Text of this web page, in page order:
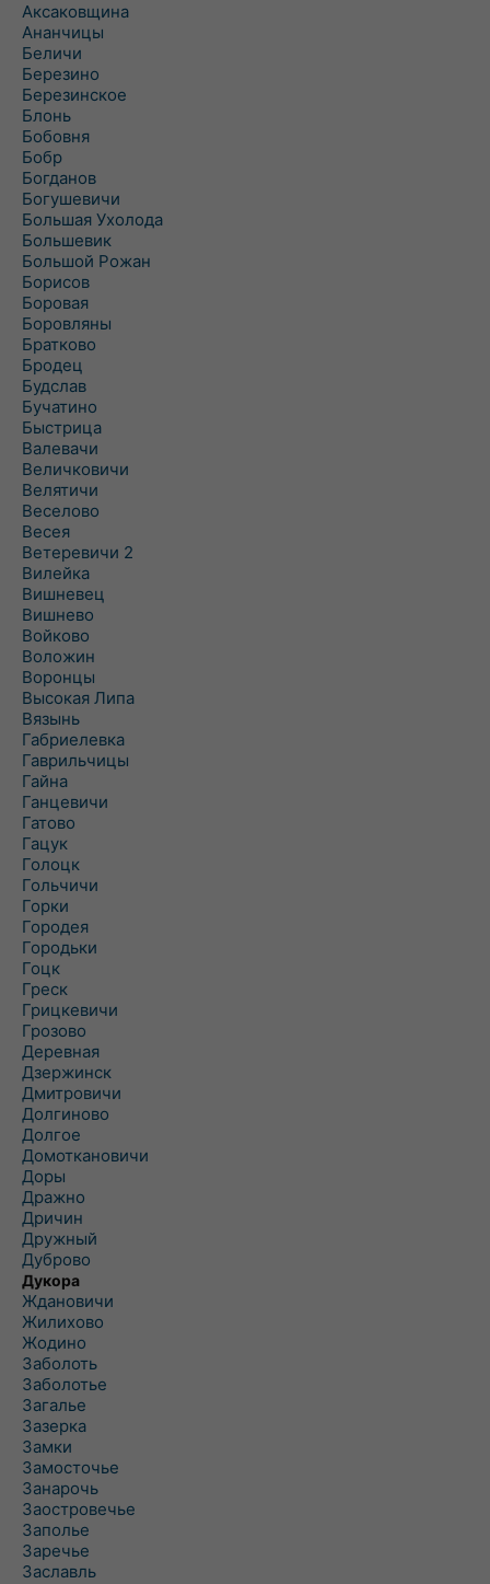
Аксаковщина
Ананчицы
Беличи
Березино
Березинское
Блонь
Бобовня
Бобр
Богданов
Богушевичи
Большая Ухолода
Большевик
Большой Рожан
Борисов
Боровая
Боровляны
Братково
Бродец
Будслав
Бучатино
Быстрица
Валевачи
Величковичи
Велятичи
Веселово
Весея
Ветеревичи 2
Вилейка
Вишневец
Вишнево
Войково
Воложин
Воронцы
Высокая Липа
Вязынь
Габриелевка
Гаврильчицы
Гайна
Ганцевичи
Гатово
Гацук
Голоцк
Гольчичи
Горки
Городея
Городьки
Гоцк
Греск
Грицкевичи
Грозово
Деревная
Дзержинск
Дмитровичи
Долгиново
Долгое
Домоткановичи
Доры
Дражно
Дричин
Дружный
Дуброво
Дукора
Ждановичи
Жилихово
Жодино
Заболоть
Заболотье
Загалье
Зазерка
Замки
Замосточье
Занарочь
Заостровечье
Заполье
Заречье
Заславль